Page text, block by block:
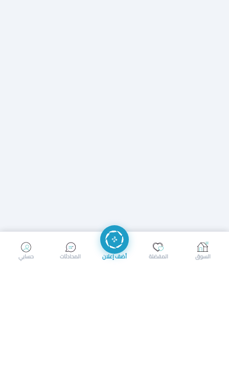
إرسال رسالة إجراء مكالمة
حسابي المحادثات أضف إعلان المفضلة السوق